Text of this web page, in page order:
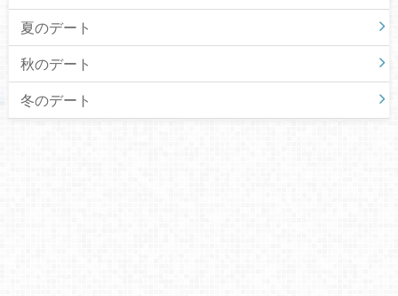
夏のデート
秋のデート
冬のデート